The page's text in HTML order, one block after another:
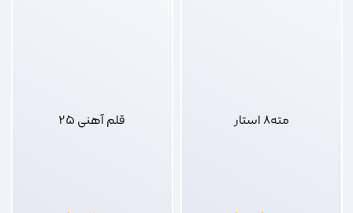
مته8 استار قلم آهنی 25